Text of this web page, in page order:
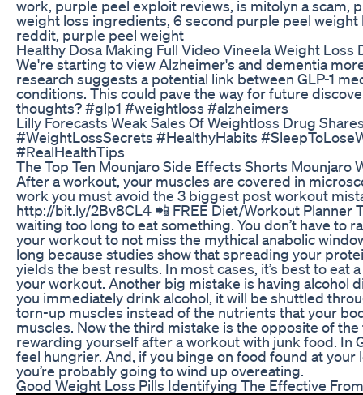
work, purple peel exploit reviews, is mitolyn a scam,
weight loss ingredients, 6 second purple peel
reddit, purple peel weight
Healthy Dosa Making Full Video Vineela Weight Loss
We're starting to view Alzheimer's and dementia
research suggests a potential link between GLP-1
conditions. This could pave the way for future
thoughts? #glp1 #weightloss #alzheimers
Lilly Forecasts Weak Sales Of Weightloss Drug
#WeightLossSecrets #HealthyHabits
#RealHealthTips
The Top Ten Mounjaro Side Effects Shorts Mounjaro
After a workout, your muscles are covered in
work you must avoid the 3 biggest post workout
http://bit.ly/2Bv8CL4 📲 FREE Diet/Workout Planner
waiting too long to eat something. You don’t have to
your workout to not miss the mythical anabolic
long because studies show that spreading your
yields the best results. In most cases, it’s best to eat
your workout. Another big mistake is having alcohol
you immediately drink alcohol, it will be shuttled
torn-up muscles instead of the nutrients that your
muscles. Now the third mistake is the opposite of
rewarding yourself after a workout with junk food. In
feel hungrier. And, if you binge on food found at your
you’re probably going to wind up overeating.
Good Weight Loss Pills Identifying The Effective